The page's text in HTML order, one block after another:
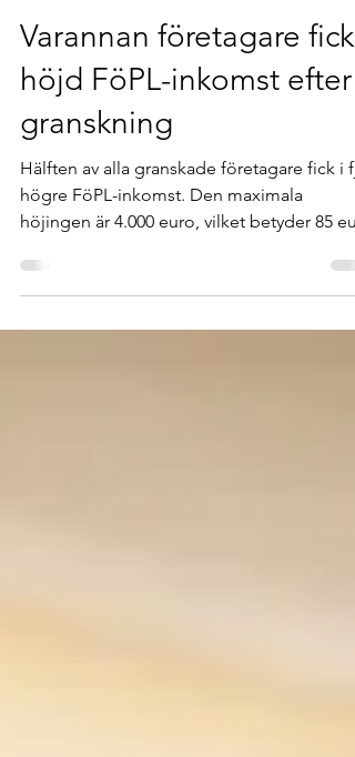
ombudsman2
Varannan företagare fick
höjd FöPL-inkomst efter
granskning
Hälften av alla granskade företagare fick i
högre FöPL-inkomst. Den maximala
höjingen är 4.000 euro, vilket betyder 85